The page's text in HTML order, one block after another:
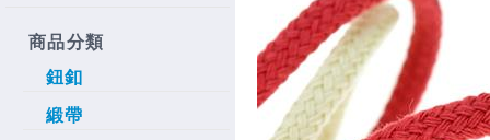
商品分類
鈕釦
緞帶